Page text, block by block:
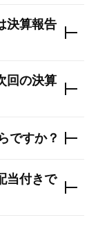
決算報告
回の決算
ですか？
当付きで